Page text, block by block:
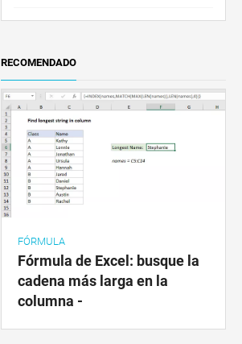
RECOMENDADO
FÓRMULA
Fórmula de Excel: busque la
cadena más larga en la
columna -